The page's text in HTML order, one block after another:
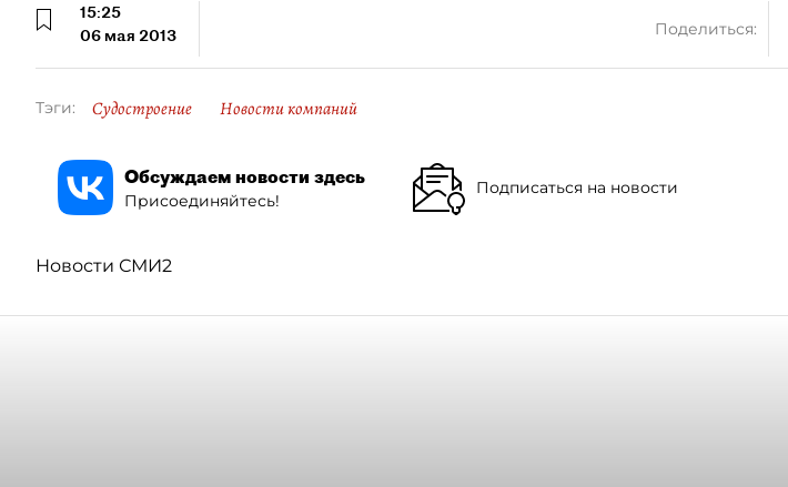
15:25
06 мая 2013
Поделиться:
Тэги: Судостроение Новости компаний
Обсуждаем новости здесь
Присоединяйтесь!
Подписаться на новости
Новости СМИ2